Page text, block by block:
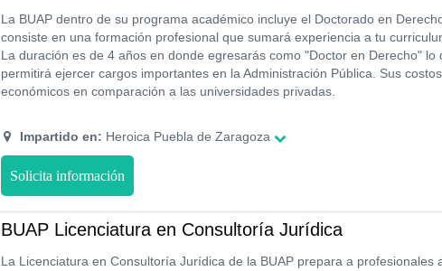
La BUAP dentro de su programa académico incluye el Doctorado en
consiste en una formación profesional que sumará experiencia a tu
La duración es de 4 años en donde egresarás como "Doctor en Derecho" lo
permitirá ejercer cargos importantes en la Administración Pública. Sus
económicos en comparación a las universidades privadas.
Impartido en: Heroica Puebla de Zaragoza
Solicita información
BUAP Licenciatura en Consultoría Jurídica
La Licenciatura en Consultoría Jurídica de la BUAP prepara a profesionales